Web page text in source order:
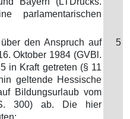
parlamentarischen
den Anspruch auf
Oktober 1984 (GVBl.
in Kraft getreten (§ 11
geltende Hessische
Bildungsurlaub vom
300) ab. Die hier
5